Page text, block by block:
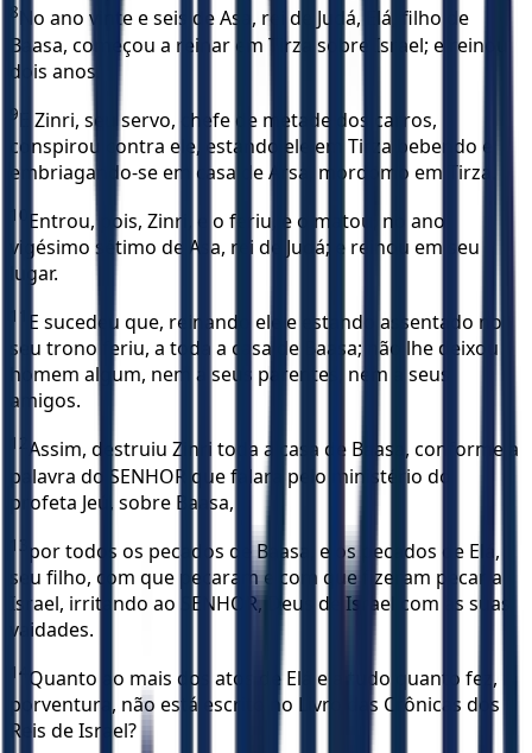
8
No ano vinte e seis de Asa, rei de Judá, Elá, filho de
Baasa, começou a reinar em Tirza sobre Israel; e reinou
dois anos.
9
E Zinri, seu servo, chefe de metade dos carros,
conspirou contra ele, estando ele em Tirza bebendo e
embriagando-se em casa de Arsa, mordomo em Tirza.
10 Entrou, pois, Zinri, e o feriu, e o matou, no ano
vigésimo sétimo de Asa, rei de Judá; e reinou em seu
lugar.
11
E sucedeu que, reinando ele e estando assentado no
seu trono feriu, a toda a casa de Baasa; não lhe deixou
homem algum, nem a seus parentes, nem a seus
amigos.
12 Assim, destruiu Zinri toda a casa de Baasa, conforme a
palavra do SENHOR que falara pelo ministério do
profeta Jeú, sobre Baasa,
13 por todos os pecados de Baasa, e os pecados de Elá,
seu filho, com que pecaram e com que fizeram pecar a
Israel, irritando ao SENHOR, Deus de Israel com as suas
vaidades.
14 Quanto ao mais dos atos de Elá e a tudo quanto fez,
porventura, não está escrito no Livro das Crônicas dos
Reis de Israel?